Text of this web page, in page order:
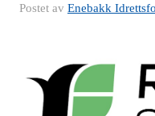
Postet av Enebakk